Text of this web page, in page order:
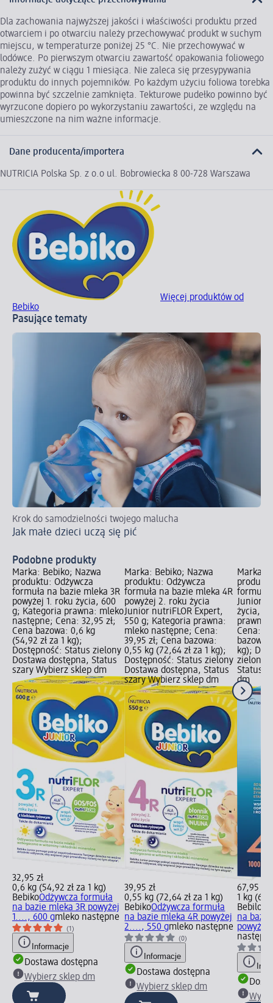
Dla zachowania najwyższej jakości i właściwości produktu przed
otwarciem i po otwarciu należy przechowywać produkt w suchym
miejscu, w temperaturze poniżej 25 °C. Nie przechowywać w
lodówce. Po pierwszym otwarciu zawartość opakowania foliowego
należy zużyć w ciągu 1 miesiąca. Nie zaleca się przesypywania
produktu do innych pojemników. Po każdym użyciu foliowa torebka
powinna być szczelnie zamknięta. Tekturowe pudełko powinno być
wyrzucone dopiero po wykorzystaniu zawartości, ze względu na
umieszczone na nim ważne informacje.
Dane producenta/importera
NUTRICIA Polska Sp. z o.o ul. Bobrowiecka 8 00-728 Warszawa
Więcej produktów od
Bebiko
Pasujące tematy
Krok do samodzielności twojego malucha
Jak małe dzieci uczą się pić
Podobne produkty
Marka: Bebiko; Nazwa
produktu: Odżywcza
formuła na bazie mleka 3R
powyżej 1. roku życia, 600
g; Kategoria prawna: mleko
następne; Cena: 32,95 zł;
Cena bazowa: 0,6 kg
(54,92 zł za 1 kg);
Dostępność: Status zielony
Dostawa dostępna, Status
szary Wybierz sklep dm
32,95 zł
0,6 kg (54,92 zł za 1 kg)
BebikoOdżywcza formuła
na bazie mleka 3R powyżej
1...., 600 gmleko następne
(1)
Informacje
Dostawa dostępna
Wybierz sklep dm
Marka: Bebiko; Nazwa
produktu: Odżywcza
formuła na bazie mleka 4R
powyżej 2. roku życia
Junior nutriFLOR Expert,
550 g; Kategoria prawna:
mleko następne; Cena:
39,95 zł; Cena bazowa:
0,55 kg (72,64 zł za 1 kg);
Dostępność: Status zielony
Dostawa dostępna, Status
szary Wybierz sklep dm
39,95 zł
0,55 kg (72,64 zł za 1 kg)
BebikoOdżywcza formuła
na bazie mleka 4R powyżej
2...., 550 gmleko następne
(0)
Informacje
Dostawa dostępna
Wybierz sklep dm
Marka:
formuła
Junior 4
życia, 1
prawna:
Cena:
bazowa:
kg);
zielony
Status
dm
67,95 zł
1 kg
Bebilon
na